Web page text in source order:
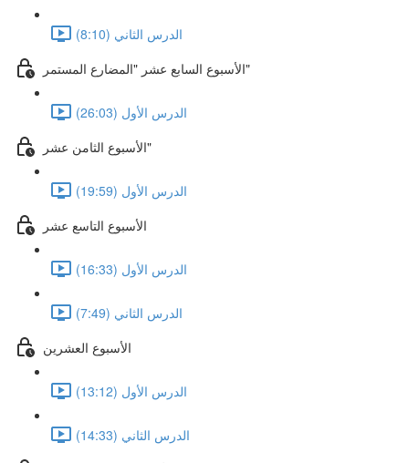
الدرس الثاني (8:10)
الأسبوع السابع عشر "المضارع المستمر"
الدرس الأول (26:03)
الأسبوع الثامن عشر"
الدرس الأول (19:59)
الأسبوع التاسع عشر
الدرس الأول (16:33)
الدرس الثاني (7:49)
الأسبوع العشرين
الدرس الأول (13:12)
الدرس الثاني (14:33)